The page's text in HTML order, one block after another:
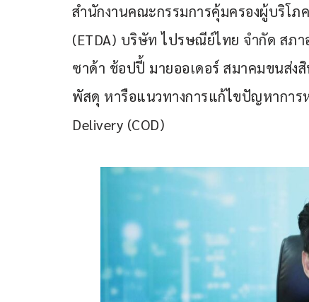
สำนักงานคณะกรรมการคุ้มครองผู้บริโ
(ETDA) บริษัท ไปรษณีย์ไทย จํากัด สภ
ซาด้า ช้อปปี้ มายออเดอร์ สมาคมขนส่
พัสดุ หารือแนวทางการแก้ไขปัญหาการ
Delivery (COD)